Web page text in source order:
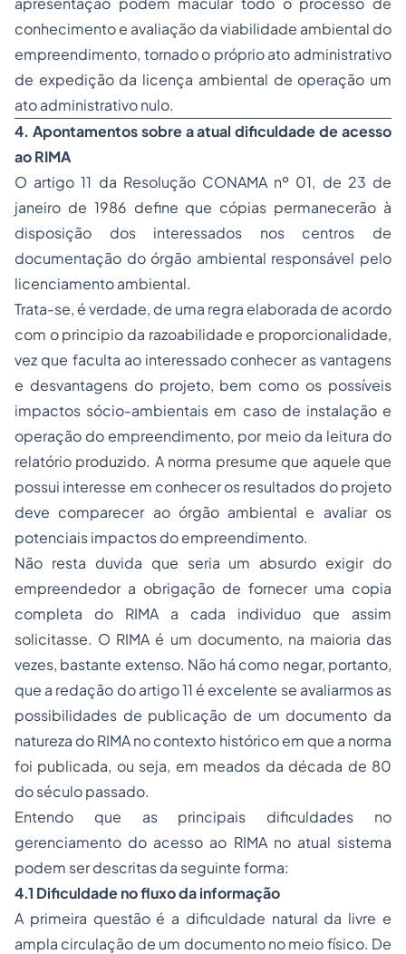
conhecimento e avaliação da viabilidade ambiental do
empreendimento, tornado o próprio ato administrativo
de expedição da licença ambiental de operação um
ato administrativo nulo.
4. Apontamentos sobre a atual dificuldade de acesso
ao RIMA
O artigo 11 da Resolução CONAMA nº 01, de 23 de
janeiro de 1986 define que cópias permanecerão à
disposição dos interessados nos centros de
documentação do órgão ambiental responsável pelo
licenciamento ambiental.
Trata-se, é verdade, de uma regra elaborada de acordo
com o principio da razoabilidade e proporcionalidade,
vez que faculta ao interessado conhecer as vantagens
e desvantagens do projeto, bem como os possíveis
impactos sócio-ambientais em caso de instalação e
operação do empreendimento, por meio da leitura do
relatório produzido. A norma presume que aquele que
possui interesse em conhecer os resultados do projeto
deve comparecer ao órgão ambiental e avaliar os
potenciais impactos do empreendimento.
Não resta duvida que seria um absurdo exigir do
empreendedor a obrigação de fornecer uma copia
completa do RIMA a cada individuo que assim
solicitasse. O RIMA é um documento, na maioria das
vezes, bastante extenso. Não há como negar, portanto,
que a redação do artigo 11 é excelente se avaliarmos as
possibilidades de publicação de um documento da
natureza do RIMA no contexto histórico em que a norma
foi publicada, ou seja, em meados da década de 80
do século passado.
Entendo que as principais dificuldades no
gerenciamento do acesso ao RIMA no atual sistema
podem ser descritas da seguinte forma:
4.1 Dificuldade no fluxo da informação
A primeira questão é a dificuldade natural da livre e
ampla circulação de um documento no meio físico. De